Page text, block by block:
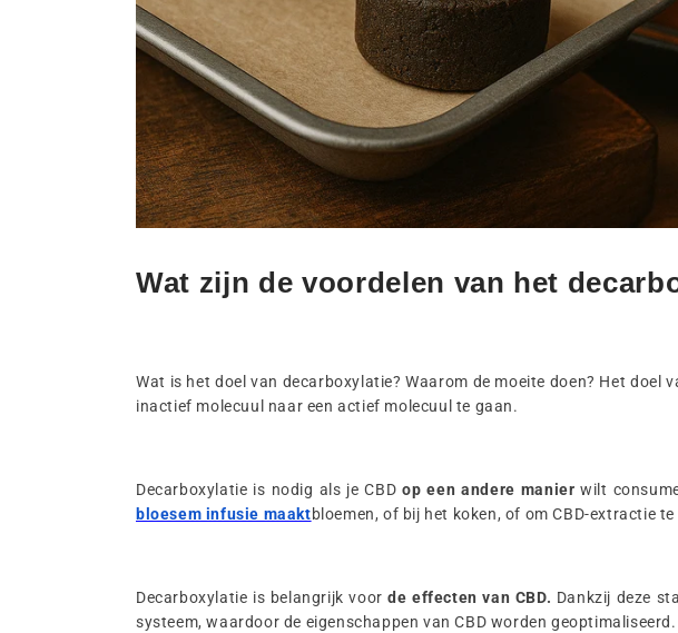
Wat zijn de voordelen van het
Wat is het doel van decarboxylatie? Waarom de moeite doen? Het doel
inactief molecuul naar een actief molecuul te gaan.
Decarboxylatie is nodig als je CBD op een andere manierwilt
bloesem infusie maaktbloemen, of bij het koken, of om CBD-extractie
Decarboxylatie is belangrijk voorde effecten van CBD. Dankzij deze
systeem, waardoor de eigenschappen van CBD worden geoptimaliseerd.